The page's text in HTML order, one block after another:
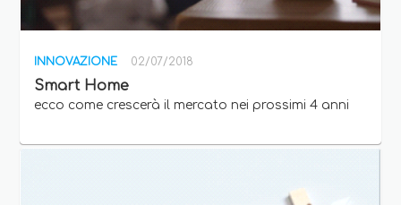
INNOVAZIONE 02/07/2018
Smart Home
ecco come crescerà il mercato nei prossimi 4 anni